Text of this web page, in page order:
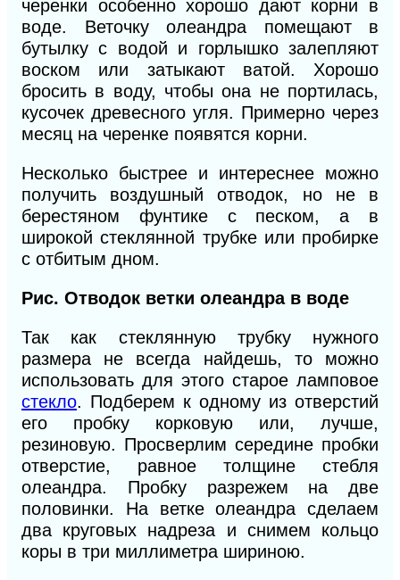
черенки особенно хорошо дают корни в
воде. Веточку олеандра помещают в
бутылку с водой и горлышко залепляют
воском или затыкают ватой. Хорошо
бросить в воду, чтобы она не портилась,
кусочек древесного угля. Примерно через
месяц на черенке появятся корни.
Несколько быстрее и интереснее можно
получить воздушный отводок, но не в
берестяном фунтике с песком, а в
широкой стеклянной трубке или пробирке
с отбитым дном.
Рис. Отводок ветки олеандра в воде
Так как стеклянную трубку нужного
размера не всегда найдешь, то можно
использовать для этого старое ламповое
стекло. Подберем к одному из отверстий
его пробку корковую или, лучше,
резиновую. Просверлим середине пробки
отверстие, равное толщине стебля
олеандра. Пробку разрежем на две
половинки. На ветке олеандра сделаем
два круговых надреза и снимем кольцо
коры в три миллиметра шириною.